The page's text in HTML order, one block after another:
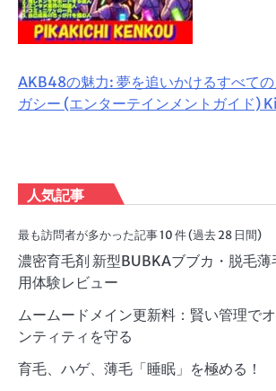
AKB48の魅力: 夢を追いかけるすべて
ガシー (エンターテインメントガイド)
人気記事
最も訪問者が多かった記事 10 件 (過去 28 日間)
濃密育毛剤 新型BUBKAブブカ・脱毛薄
用体験レビュー
ムームードメイン更新料：賢い管理で
ンティティを守る
育毛、ハゲ、薄毛「睡眠」を極める！